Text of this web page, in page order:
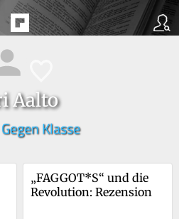
Aalto
Klasse
„FAGGOT*S“ und die
Revolution: Rezension